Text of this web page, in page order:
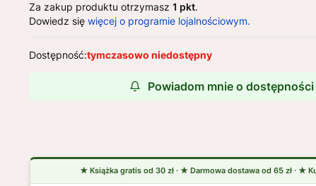
Za zakup produktu otrzymasz 1 pkt.
Dowiedz się więcej o programie lojalnościowym.
Dostępność:tymczasowo niedostępny
Powiadom mnie o dostępności